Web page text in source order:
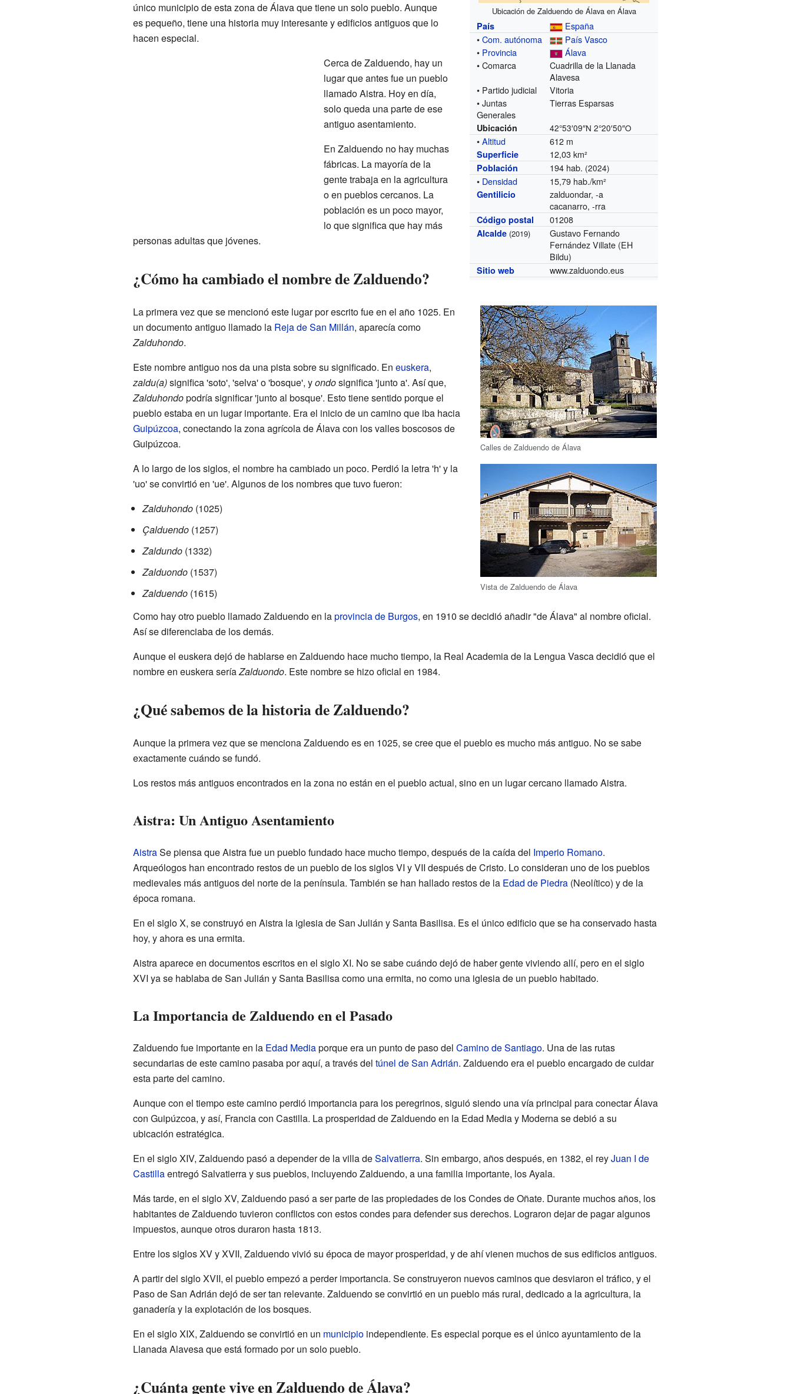
Ubicación de Zalduendo de Álava en Álava
País
España
•Com. autónoma
País Vasco
• Provincia
Álava
• Comarca
Cuadrilla de la Llanada
Alavesa
• Partido judicial
Vitoria
• Juntas
Generales
Tierras Esparsas
Ubicación 42°53′09″N 2°20′50″O
•Altitud 612 m
Superficie 12,03 km²
Población 194 hab. (2024)
• Densidad 15,79 hab./km²
Gentilicio
zalduondar, -a
cacanarro, -rra
Código postal 01208
Alcalde (2019)
Gustavo Fernando
Fernández Villate (EH
Bildu)
Sitio web www.zalduondo.eus
único municipio de esta zona de Álava que tiene un solo pueblo. Aunque
es pequeño, tiene una historia muy interesante y edificios antiguos que lo
hacen especial.
Cerca de Zalduendo, hay un
lugar que antes fue un pueblo
llamado Aistra. Hoy en día,
solo queda una parte de ese
antiguo asentamiento.
En Zalduendo no hay muchas
fábricas. La mayoría de la
gente trabaja en la agricultura
o en pueblos cercanos. La
población es un poco mayor,
lo que significa que hay más
personas adultas que jóvenes.
¿Cómo ha cambiado el nombre de Zalduendo?
Calles de Zalduendo de Álava
Vista de Zalduendo de Álava
La primera vez que se mencionó este lugar por escrito fue en el año 1025. En
un documento antiguo llamado la Reja de San Millán, aparecía como
Zalduhondo.
Este nombre antiguo nos da una pista sobre su significado. En euskera,
zaldu(a)significa 'soto', 'selva' o 'bosque', yondosignifica 'junto a'. Así que,
Zalduhondopodría significar 'junto al bosque'. Esto tiene sentido porque el
pueblo estaba en un lugar importante. Era el inicio de un camino que iba hacia
Guipúzcoa, conectando la zona agrícola de Álava con los valles boscosos de
Guipúzcoa.
A lo largo de los siglos, el nombre ha cambiado un poco. Perdió la letra 'h' y la
'uo' se convirtió en 'ue'. Algunos de los nombres que tuvo fueron:
Zalduhondo(1025)
Çalduendo(1257)
Zaldundo(1332)
Zalduondo(1537)
Zalduendo(1615)
Como hay otro pueblo llamado Zalduendo en laprovincia de Burgos, en 1910 se decidió añadir "de Álava" al nombre oficial.
Así se diferenciaba de los demás.
Aunque el euskera dejó de hablarse en Zalduendo hace mucho tiempo, la Real Academia de la Lengua Vasca decidió que el
nombre en euskera seríaZalduondo. Este nombre se hizo oficial en 1984.
¿Qué sabemos de la historia de Zalduendo?
Aunque la primera vez que se menciona Zalduendo es en 1025, se cree que el pueblo es mucho más antiguo. No se sabe
exactamente cuándo se fundó.
Los restos más antiguos encontrados en la zona no están en el pueblo actual, sino en un lugar cercano llamado Aistra.
Aistra: Un Antiguo Asentamiento
AistraSe piensa que Aistra fue un pueblo fundado hace mucho tiempo, después de la caída del Imperio Romano.
Arqueólogos han encontrado restos de un pueblo de los siglos VI y VII después de Cristo. Lo consideran uno de los pueblos
medievales más antiguos del norte de la península. También se han hallado restos de la Edad de Piedra(Neolítico) y de la
época romana.
En el siglo X, se construyó en Aistra la iglesia de San Julián y Santa Basilisa. Es el único edificio que se ha conservado hasta
hoy, y ahora es una ermita.
Aistra aparece en documentos escritos en el siglo XI. No se sabe cuándo dejó de haber gente viviendo allí, pero en el siglo
XVI ya se hablaba de San Julián y Santa Basilisa como una ermita, no como una iglesia de un pueblo habitado.
La Importancia de Zalduendo en el Pasado
Zalduendo fue importante en la Edad Mediaporque era un punto de paso del Camino de Santiago. Una de las rutas
secundarias de este camino pasaba por aquí, a través del túnel de San Adrián. Zalduendo era el pueblo encargado de cuidar
esta parte del camino.
Aunque con el tiempo este camino perdió importancia para los peregrinos, siguió siendo una vía principal para conectar Álava
con Guipúzcoa, y así, Francia con Castilla. La prosperidad de Zalduendo en la Edad Media y Moderna se debió a su
ubicación estratégica.
En el siglo XIV, Zalduendo pasó a depender de la villa deSalvatierra. Sin embargo, años después, en 1382, el reyJuan I de
Castillaentregó Salvatierra y sus pueblos, incluyendo Zalduendo, a una familia importante, los Ayala.
Más tarde, en el siglo XV, Zalduendo pasó a ser parte de las propiedades de los Condes de Oñate. Durante muchos años, los
habitantes de Zalduendo tuvieron conflictos con estos condes para defender sus derechos. Lograron dejar de pagar algunos
impuestos, aunque otros duraron hasta 1813.
Entre los siglos XV y XVII, Zalduendo vivió su época de mayor prosperidad, y de ahí vienen muchos de sus edificios antiguos.
A partir del siglo XVII, el pueblo empezó a perder importancia. Se construyeron nuevos caminos que desviaron el tráfico, y el
Paso de San Adrián dejó de ser tan relevante. Zalduendo se convirtió en un pueblo más rural, dedicado a la agricultura, la
ganadería y la explotación de los bosques.
En el siglo XIX, Zalduendo se convirtió en un municipioindependiente. Es especial porque es el único ayuntamiento de la
Llanada Alavesa que está formado por un solo pueblo.
¿Cuánta gente vive en Zalduendo de Álava?